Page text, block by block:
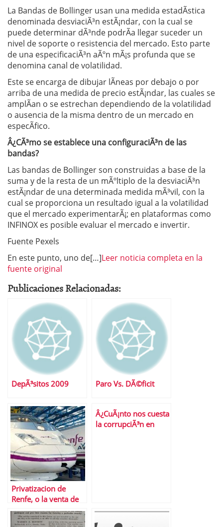
La Bandas de Bollinger usan una medida estadÃ­stica
denominada desviaciÃ³n estÃ¡ndar, con la cual se
puede determinar dÃ³nde podrÃ­a llegar suceder un
nivel de soporte o resistencia del mercado. Esto parte
de una especificaciÃ³n aÃºn mÃ¡s profunda que se
denomina canal de volatilidad.
Este se encarga de dibujar lÃ­neas por debajo o por
arriba de una medida de precio estÃ¡ndar, las cuales se
amplÃ­an o se estrechan dependiendo de la volatilidad
o ausencia de la misma dentro de un mercado en
especÃ­fico.
Â¿CÃ³mo se establece una configuraciÃ³n de las
bandas?
Las bandas de Bollinger son construidas a base de la
suma y de la resta de un mÃºltiplo de la desviaciÃ³n
estÃ¡ndar de una determinada medida mÃ³vil, con la
cual se proporciona un resultado igual a la volatilidad
que el mercado experimentarÃ¡; en plataformas como
INFINOX es posible evaluar el mercado e invertir.
Fuente Pexels
En este punto, uno de[…]Leer noticia completa en la
fuente original
Publicaciones Relacionadas:
DepÃ³sitos 2009 Paro Vs. DÃ©ficit
Privatizacion de
Renfe, o la venta de
las joyas de la abuela
Â¿CuÃ¡nto nos cuesta
la corrupciÃ³n en